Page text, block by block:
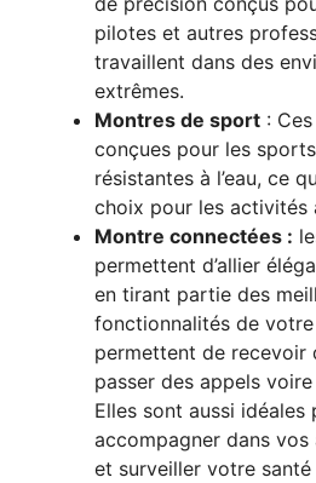
pilotes et autres
travaillent dans des
extrêmes.
Montres de sport :
conçues pour les
résistantes à l’eau, ce
choix pour les activités
Montre connectées :
permettent d’allier
en tirant partie des
fonctionnalités de
permettent de recevoir
passer des appels
Elles sont aussi idéales
accompagner dans
et surveiller votre